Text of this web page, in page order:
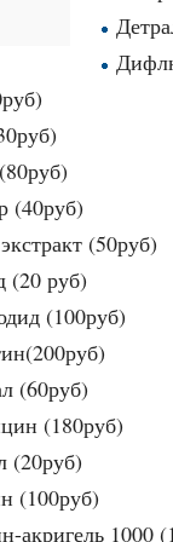
(40руб)
(50руб)
(20 руб)
(100руб)
(60руб)
(180руб)
(20руб)
(100руб)
акригель 1000